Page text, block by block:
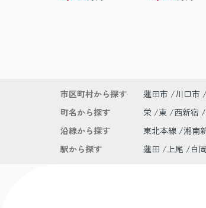
市区町村から探す 蓮田市 川口市
町名から探す
栄 東 西新宿
沿線から探す
東北本線 湘南
駅から探す
蓮田 上尾 白岡